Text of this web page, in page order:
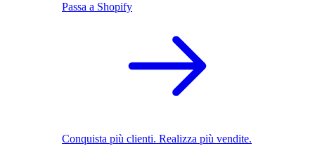
Passa a Shopify
Conquista più clienti. Realizza più vendite.